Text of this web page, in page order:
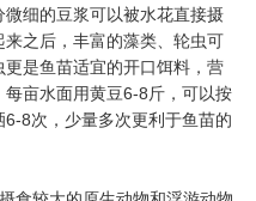
细的豆浆可以被水花直接摄
之后，丰富的藻类、轮虫可
是鱼苗适宜的开口饵料，营
亩水面用黄豆6-8斤，可以按
8次，少量多次更利于鱼苗的